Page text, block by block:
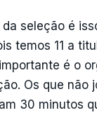
seleção é
temos 11 a
é o
Os que não
30 minutos